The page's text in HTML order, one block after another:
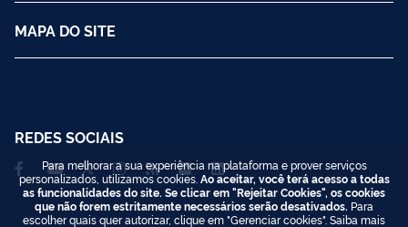
MAPA DO SITE
REDES SOCIAIS
Para melhorar a sua experiência na plataforma e prover serviços
personalizados, utilizamos cookies. Ao aceitar, você terá acesso a todas
as funcionalidades do site. Se clicar em "Rejeitar Cookies", os cookies
que não forem estritamente necessários serão desativados. Para
escolher quais quer autorizar, clique em "Gerenciar cookies". Saiba mais